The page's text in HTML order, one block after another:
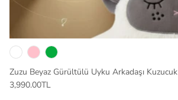
Zuzu Beyaz Gürültülü Uyku Arkadaşı Kuzucuk
3,990.00TL